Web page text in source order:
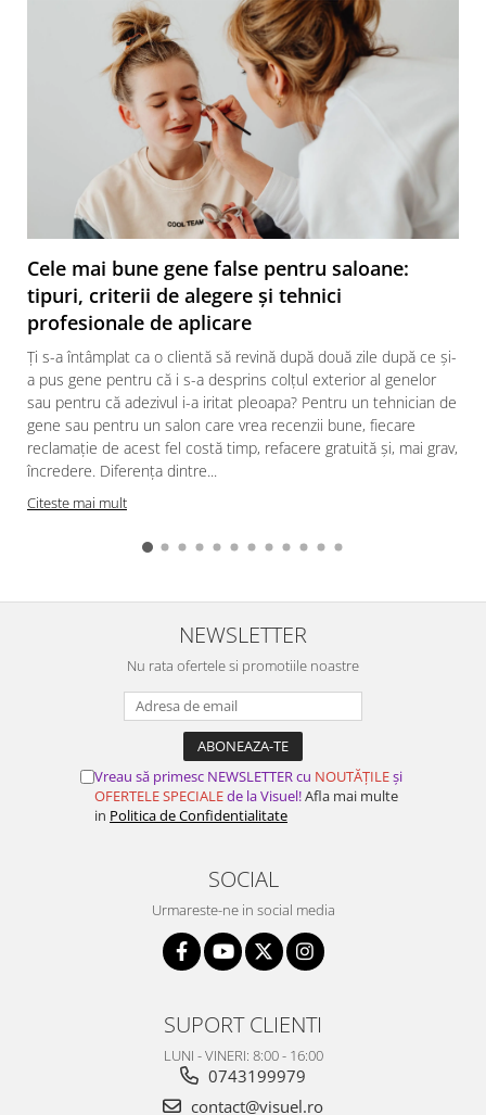
Cele mai bune gene false pentru saloane:
tipuri, criterii de alegere și tehnici
profesionale de aplicare
Ți s-a întâmplat ca o clientă să revină după două zile după ce și-
a pus gene pentru că i s-a desprins colțul exterior al genelor
sau pentru că adezivul i-a iritat pleoapa? Pentru un tehnician de
gene sau pentru un salon care vrea recenzii bune, fiecare
reclamație de acest fel costă timp, refacere gratuită și, mai grav,
încredere. Diferența dintre...
Citeste mai mult
NEWSLETTER
Nu rata ofertele si promotiile noastre
Vreau să primesc NEWSLETTER cu NOUTĂȚILEși
OFERTELE SPECIALEde la Visuel!Afla mai multe
in Politica de Confidentialitate
SOCIAL
Urmareste-ne in social media
SUPORT CLIENTI
LUNI - VINERI: 8:00 - 16:00
0743199979
contact@visuel.ro